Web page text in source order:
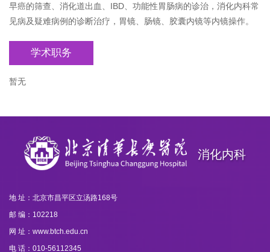
早癌的筛查、消化道出血、IBD、功能性胃肠病的诊治，消化内科常
见病及疑难病例的诊断治疗，胃镜、肠镜、胶囊内镜等内镜操作。
学术职务
暂无
消化内科
地 址：北京市昌平区立汤路168号
邮 编：102218
网 址：www.btch.edu.cn
电 话：010-56112345